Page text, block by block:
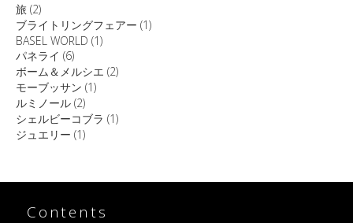
旅 (2)
ブライトリングフェアー (1)
BASEL WORLD (1)
パネライ (6)
ボーム＆メルシエ (2)
モーブッサン (1)
ルミノール (2)
シェルビーコブラ (1)
ジュエリー (1)
Contents